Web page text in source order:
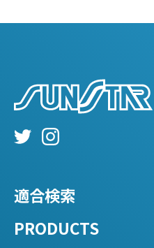
適合検索
PRODUCTS